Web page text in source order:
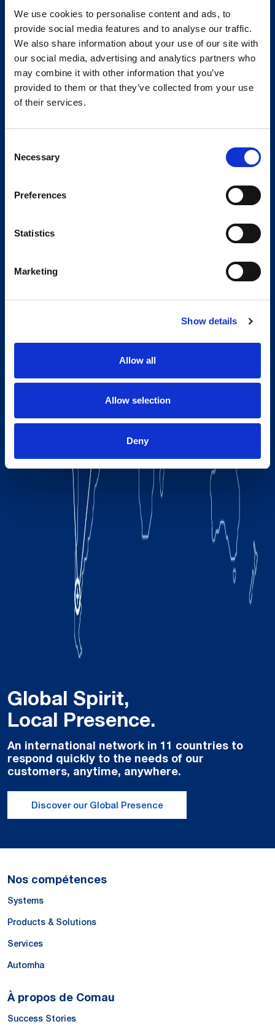
We use cookies to personalise content and ads, to
provide social media features and to analyse our traffic.
We also share information about your use of our site with
our social media, advertising and analytics partners who
may combine it with other information that you’ve
provided to them or that they’ve collected from your use
of their services.
Selection
Necessary
Preferences
Statistics
Marketing
Show details
Allow all
Allow selection
Deny
Global Spirit,
Local Presence.
An international network in 11 countries to
respond quickly to the needs of our
customers, anytime, anywhere.
Discover our Global Presence
Nos compétences
Systems
Products & Solutions
Services
Automha
À propos de Comau
Success Stories